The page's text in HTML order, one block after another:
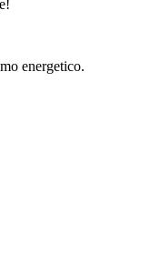
energetico.